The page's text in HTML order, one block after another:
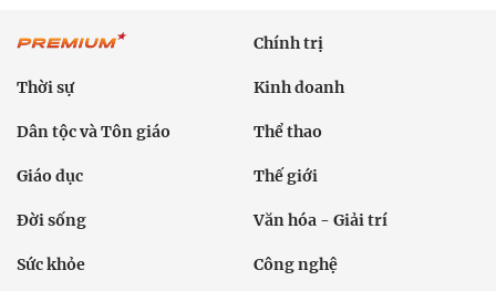
Chính trị
Thời sự Kinh doanh
Dân tộc và Tôn giáo Thể thao
Giáo dục Thế giới
Đời sống Văn hóa - Giải trí
Sức khỏe Công nghệ